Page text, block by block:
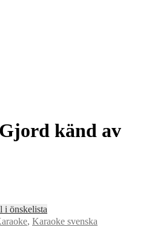
känd av
i önskelista
, Karaoke svenska